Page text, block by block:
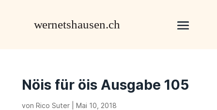
Nöis für öis Ausgabe 105
von Rico Suter| Mai 10, 2018